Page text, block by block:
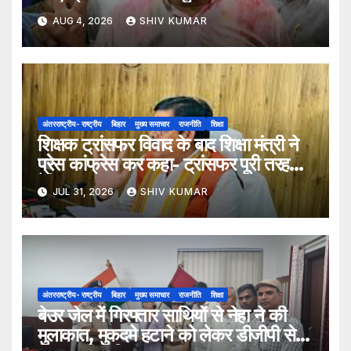
AUG 4, 2026 SHIV KUMAR
अंतरराष्ट्रीय- राष्ट्रीय बिहार मुख्य समाचार राजनीति शिक्षा
शिक्षक ट्रांसफर विवाद के बाद शिक्षा मंत्री ने
प्रेस कांफ्रेस कर कहा- ट्रांसफर पूरी तरह
ऐच्छिक
JUL 31, 2026 SHIV KUMAR
अंतरराष्ट्रीय- राष्ट्रीय बिहार मुख्य समाचार राजनीति शिक्षा
बेउर जेल में गिरफ्तार साथियों से नेहा ने की
मुलाकात, मुकदमे हटाने को लेकर डीजीपी से